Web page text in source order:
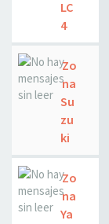
LC
4
Zo
na
Su
zu
ki
Zo
na
Ya